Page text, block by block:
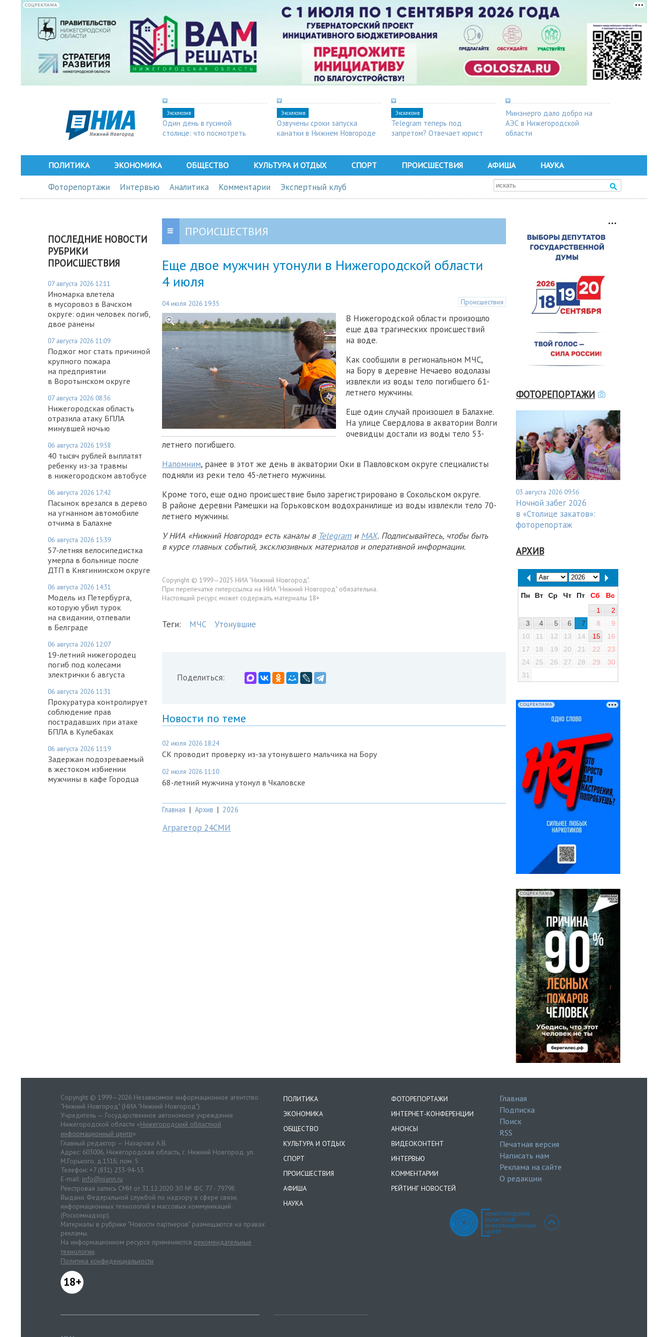
СОЦРЕКЛАМА
Эксклюзив
Один день в гусиной
столице: что посмотреть
Эксклюзив
Озвучены сроки запуска
канатки в Нижнем Новгороде
Эксклюзив
Telegram теперь под
запретом? Отвечает юрист
Минэнерго дало добро на
АЭС в Нижегородской
области
ПОЛИТИКА ЭКОНОМИКА ОБЩЕСТВО КУЛЬТУРА И ОТДЫХ СПОРТ ПРОИСШЕСТВИЯ АФИША НАУКА
Фоторепортажи Интервью Аналитика Комментарии Экспертный клуб
ПОСЛЕДНИЕ НОВОСТИ
РУБРИКИ
ПРОИСШЕСТВИЯ
07 августа 2026 12:11
Иномарка влетела
в мусоровоз в Вачском
округе: один человек погиб,
двое ранены
07 августа 2026 11:09
Поджог мог стать причиной
крупного пожара
на предприятии
в Воротынском округе
07 августа 2026 08:36
Нижегородская область
отразила атаку БПЛА
минувшей ночью
06 августа 2026 19:58
40 тысяч рублей выплатят
ребенку из-за травмы
в нижегородском автобусе
06 августа 2026 17:42
Пасынок врезался в дерево
на угнанном автомобиле
отчима в Балахне
06 августа 2026 15:39
57-летняя велосипедистка
умерла в больнице после
ДТП в Княгининском округе
06 августа 2026 14:31
Модель из Петербурга,
которую убил турок
на свидании, отпевали
в Белграде
06 августа 2026 12:07
19-летний нижегородец
погиб под колесами
электрички 6 августа
06 августа 2026 11:31
Прокуратура контролирует
соблюдение прав
пострадавших при атаке
БПЛА в Кулебаках
06 августа 2026 11:19
Задержан подозреваемый
в жестоком избиении
мужчины в кафе Городца
ПРОИСШЕСТВИЯ
Еще двое мужчин утонули в Нижегородской области
4 июля
04 июля 2026 19:35 Происшествия
В Нижегородской области произошло
еще два трагических происшествий
на воде.
Как сообщили в региональном МЧС,
на Бору в деревне Нечаево водолазы
извлекли из воды тело погибшего 61-
летнего мужчины.
Еще один случай произошел в Балахне.
На улице Свердлова в акватории Волги
очевидцы достали из воды тело 53-
летнего погибшего.
Напомним, ранее в этот же день в акватории Оки в Павловском округе специалисты
подняли из реки тело 45-летнего мужчины.
Кроме того, еще одно происшествие было зарегистрировано в Сокольском округе.
В районе деревни Рамешки на Горьковском водохранилище из воды извлекли тело 70-
летнего мужчины.
У НИА «Нижний Новгород» есть каналы в Telegram и MAX. Подписывайтесь, чтобы быть
в курсе главных событий, эксклюзивных материалов и оперативной информации.
Copyright © 1999—2025 НИА "Нижний Новгород".
При перепечатке гиперссылка на НИА "Нижний Новгород" обязательна.
Настоящий ресурс может содержать материалы 18+
Теги: МЧС Утонувшие
Поделиться:
Новости по теме
02 июля 2026 18:24
СК проводит проверку из-за утонувшего мальчика на Бору
02 июля 2026 11:10
68-летний мужчина утонул в Чкаловске
Главная | Архив | 2026
Аграгетор 24СМИ
ФОТОРЕПОРТАЖИ
03 августа 2026 09:56
Ночной забег 2026
в «Столице закатов»:
фоторепортаж
АРХИВ
Пн Вт Ср Чт Пт Сб
Вс
1
2
3
4 5 6 7 8
9
10
11 12 13 14 15
16
17
18 19 20 21 22
23
24
25 26 27 28 29
30
31
СОЦРЕКЛАМА
СОЦРЕКЛАМА
Copyright © 1999—2026 Независимое информационное агентство
"Нижний Новгород" (НИА "Нижний Новгород")
Учредитель — Государственное автономное учреждение
Нижегородской области «Нижегородский областной
информационный центр»
Главный редактор — Назарова А.В.
Адрес: 603006, Нижегородская область, г. Нижний Новгород. ул.
М.Горького, д.151Б, пом. 5
Телефон: +7 (831) 233-94-53
E-mail: info@niann.ru
Реестровая запись СМИ от 31.12.2020 ЭЛ № ФС 77 - 79798.
Выдано Федеральной службой по надзору в сфере связи,
информационных технологий и массовых коммуникаций
(Роскомнадзор).
Материалы в рубрике "Новости партнеров" размещаются на правах
рекламы.
На информационном ресурсе применяются рекомендательные
технологии.
Политика конфиденциальности
18+
ПОЛИТИКА
ЭКОНОМИКА
ОБЩЕСТВО
КУЛЬТУРА И ОТДЫХ
СПОРТ
ПРОИСШЕСТВИЯ
АФИША
НАУКА
ФОТОРЕПОРТАЖИ
ИНТЕРНЕТ-КОНФЕРЕНЦИИ
АНОНСЫ
ВИДЕОКОНТЕНТ
ИНТЕРВЬЮ
КОММЕНТАРИИ
РЕЙТИНГ НОВОСТЕЙ
Главная
Подписка
Поиск
RSS
Печатная версия
Написать нам
Реклама на сайте
О редакции